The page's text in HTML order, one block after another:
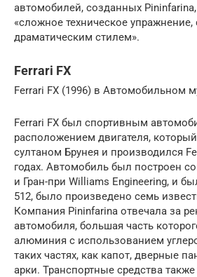
автомобилей, созданных
«сложное техническое
драматическим стилем».
Ferrari FX
Ferrari FX (1996) в Автомобильном
Ferrari FX был спортивным
расположением двигателя,
султаном Брунея и производился
годах. Автомобиль был построен
и Гран-при Williams Engineering, и
512, было произведено семь
Компания Pininfarina отвечала за
автомобиля, большая часть
алюминия с использованием
таких частях, как капот, дверные
арки. Транспортные средства